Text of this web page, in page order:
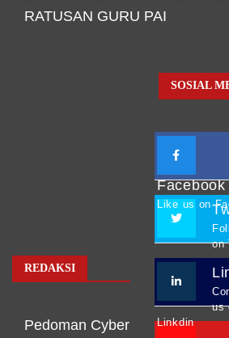
RATUSAN GURU PAI
REDAKSI
Pedoman Cyber
SOSIAL
Facebook
Like us on
on
us
Linkdin